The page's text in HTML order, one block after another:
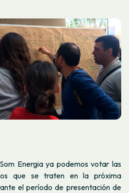
EU
Energia ya podemos votar las
que se traten en la próxima
el período de presentación de